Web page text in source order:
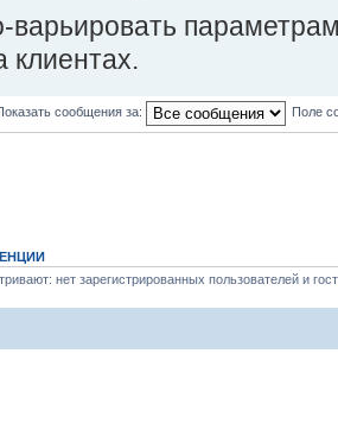
варьировать
клиентах.
сообщения за: Поле
нет зарегистрированных пользователей и